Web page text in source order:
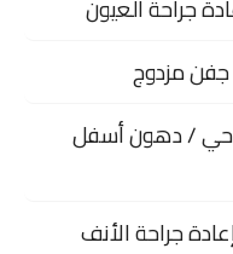
جراحة العيون
مزدوج
/ دهون أسفل
جراحة الأنف